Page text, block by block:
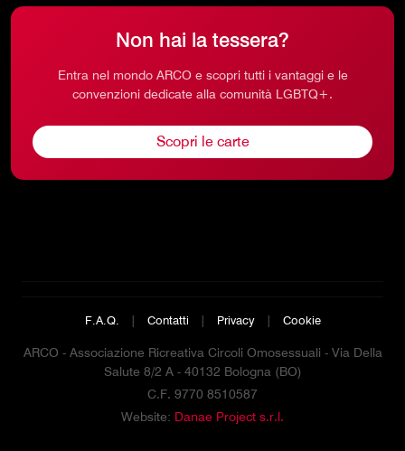
Non hai la tessera?
Entra nel mondo ARCO e scopri tutti i vantaggi e le
convenzioni dedicate alla comunità LGBTQ+.
Scopri le carte
F.A.Q. | Contatti | Privacy | Cookie
ARCO - Associazione Ricreativa Circoli Omosessuali - Via Della
Salute 8/2 A - 40132 Bologna (BO)
C.F. 9770 8510587
Website: Danae Project s.r.l.